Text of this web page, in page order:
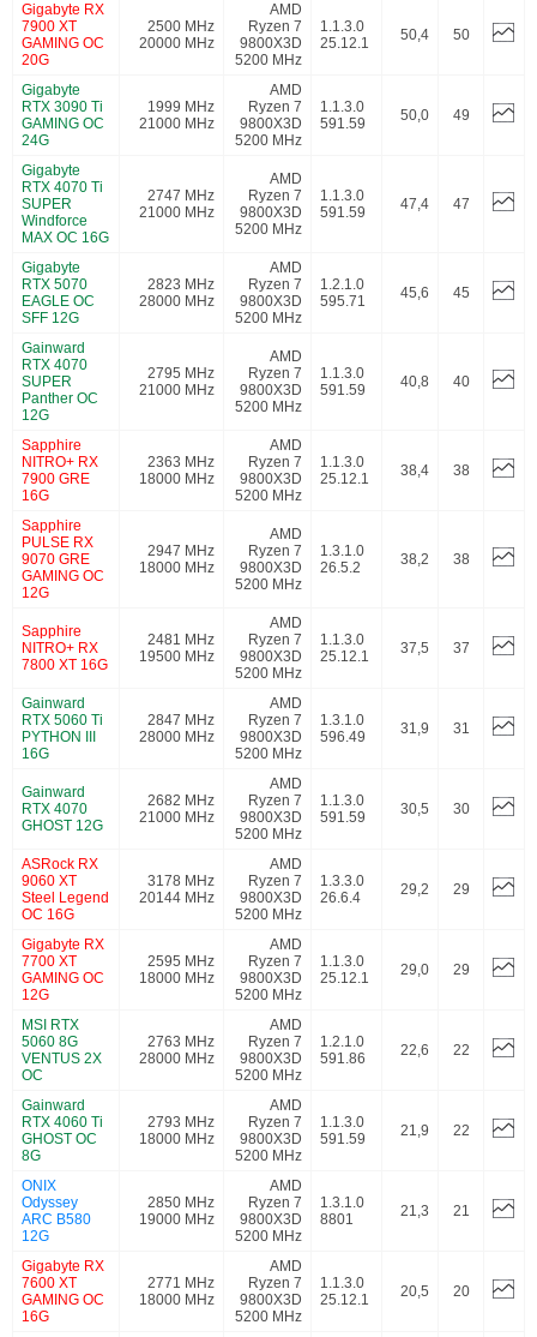
Gigabyte RX
7900 XT
GAMING OC
20G
2500 MHz
20000 MHz
AMD
Ryzen 7
9800X3D
5200 MHz
1.1.3.0
25.12.1
50,4 50
Gigabyte
RTX 3090 Ti
GAMING OC
24G
1999 MHz
21000 MHz
AMD
Ryzen 7
9800X3D
5200 MHz
1.1.3.0
591.59
50,0 49
Gigabyte
RTX 4070 Ti
SUPER
Windforce
MAX OC 16G
2747 MHz
21000 MHz
AMD
Ryzen 7
9800X3D
5200 MHz
1.1.3.0
591.59
47,4 47
Gigabyte
RTX 5070
EAGLE OC
SFF 12G
2823 MHz
28000 MHz
AMD
Ryzen 7
9800X3D
5200 MHz
1.2.1.0
595.71
45,6 45
Gainward
RTX 4070
SUPER
Panther OC
12G
2795 MHz
21000 MHz
AMD
Ryzen 7
9800X3D
5200 MHz
1.1.3.0
591.59
40,8 40
Sapphire
NITRO+ RX
7900 GRE
16G
2363 MHz
18000 MHz
AMD
Ryzen 7
9800X3D
5200 MHz
1.1.3.0
25.12.1
38,4 38
Sapphire
PULSE RX
9070 GRE
GAMING OC
12G
2947 MHz
18000 MHz
AMD
Ryzen 7
9800X3D
5200 MHz
1.3.1.0
26.5.2
38,2 38
Sapphire
NITRO+ RX
7800 XT 16G
2481 MHz
19500 MHz
AMD
Ryzen 7
9800X3D
5200 MHz
1.1.3.0
25.12.1
37,5 37
Gainward
RTX 5060 Ti
PYTHON III
16G
2847 MHz
28000 MHz
AMD
Ryzen 7
9800X3D
5200 MHz
1.3.1.0
596.49
31,9 31
Gainward
RTX 4070
GHOST 12G
2682 MHz
21000 MHz
AMD
Ryzen 7
9800X3D
5200 MHz
1.1.3.0
591.59
30,5 30
ASRock RX
9060 XT
Steel Legend
OC 16G
3178 MHz
20144 MHz
AMD
Ryzen 7
9800X3D
5200 MHz
1.3.3.0
26.6.4
29,2 29
Gigabyte RX
7700 XT
GAMING OC
12G
2595 MHz
18000 MHz
AMD
Ryzen 7
9800X3D
5200 MHz
1.1.3.0
25.12.1
29,0 29
MSI RTX
5060 8G
VENTUS 2X
OC
2763 MHz
28000 MHz
AMD
Ryzen 7
9800X3D
5200 MHz
1.2.1.0
591.86
22,6 22
Gainward
RTX 4060 Ti
GHOST OC
8G
2793 MHz
18000 MHz
AMD
Ryzen 7
9800X3D
5200 MHz
1.1.3.0
591.59
21,9 22
ONIX
Odyssey
ARC B580
12G
2850 MHz
19000 MHz
AMD
Ryzen 7
9800X3D
5200 MHz
1.3.1.0
8801
21,3 21
Gigabyte RX
7600 XT
GAMING OC
16G
2771 MHz
18000 MHz
AMD
Ryzen 7
9800X3D
5200 MHz
1.1.3.0
25.12.1
20,5 20